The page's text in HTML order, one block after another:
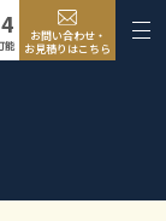
能
お問い合わせ・
お見積りはこちら